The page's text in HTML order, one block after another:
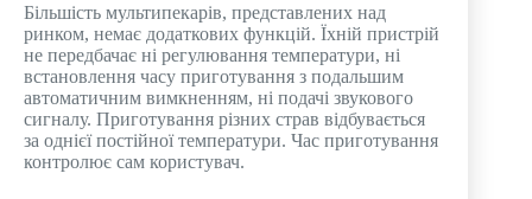
Більшість мультипекарів, представлених над
ринком, немає додаткових функцій. Їхній пристрій
не передбачає ні регулювання температури, ні
встановлення часу приготування з подальшим
автоматичним вимкненням, ні подачі звукового
сигналу. Приготування різних страв відбувається
за однієї постійної температури. Час приготування
контролює сам користувач.